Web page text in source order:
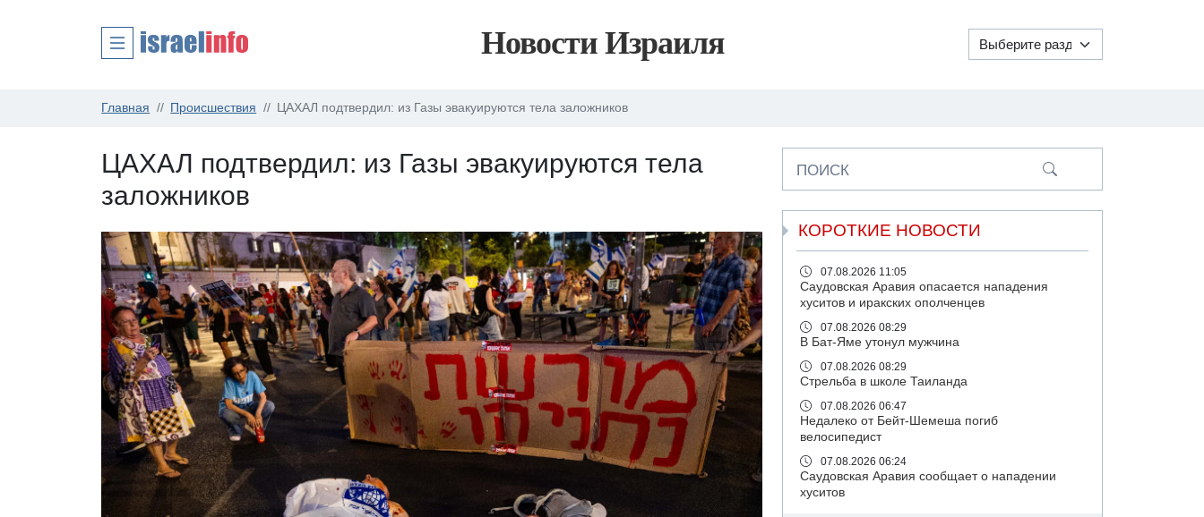
Новости Израиля
Главная Происшествия ЦАХАЛ подтвердил: из Газы эвакуируются тела заложников
ЦАХАЛ подтвердил: из Газы эвакуируются тела
заложников
ПОИСК
КОРОТКИЕ НОВОСТИ
07.08.2026 11:05
Саудовская Аравия опасается нападения
хуситов и иракских ополченцев
07.08.2026 08:29
В Бат-Яме утонул мужчина
07.08.2026 08:29
Стрельба в школе Таиланда
07.08.2026 06:47
Недалеко от Бейт-Шемеша погиб
велосипедист
07.08.2026 06:24
Саудовская Аравия сообщает о нападении
хуситов